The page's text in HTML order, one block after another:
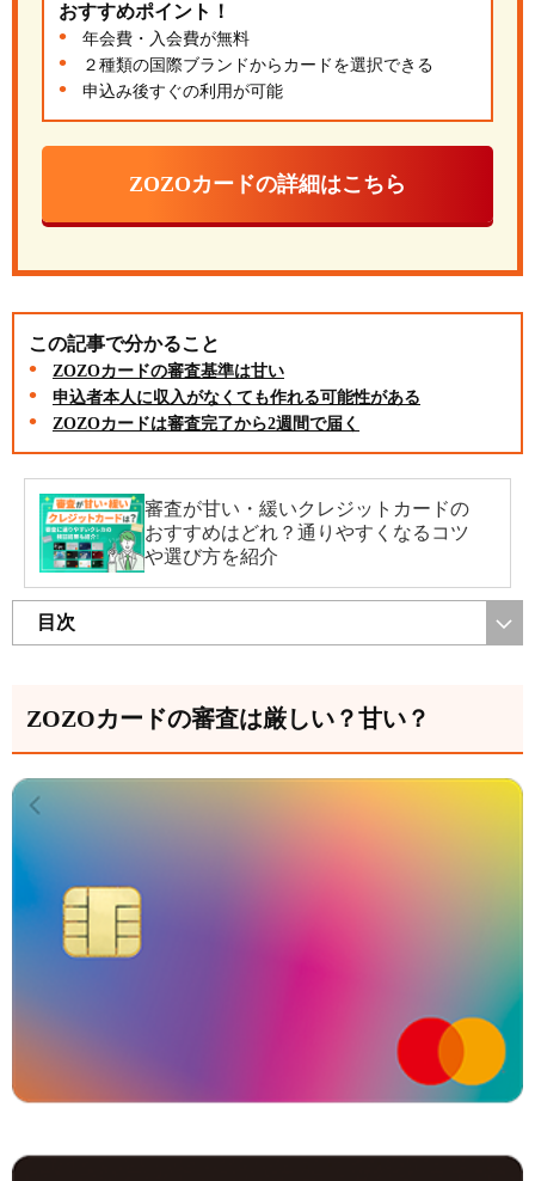
おすすめポイント！
年会費・入会費が無料
２種類の国際ブランドからカードを選択できる
申込み後すぐの利用が可能
ZOZOカードの詳細はこちら
この記事で分かること
ZOZOカードの審査基準は甘い
申込者本人に収入がなくても作れる可能性がある
ZOZOカードは審査完了から2週間で届く
審査が甘い・緩いクレジットカードの
おすすめはどれ？通りやすくなるコツ
や選び方を紹介
目次
ZOZOカードの審査は厳しい？甘い？